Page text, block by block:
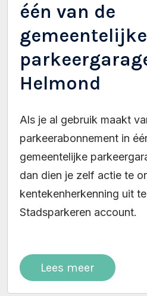
één van de
gemeentelijke
Helmond
Als je al gebruik maakt
parkeerabonnement in
gemeentelijke
dan dien je zelf actie te
kentekenherkenning uit
Stadsparkeren account.
Lees meer